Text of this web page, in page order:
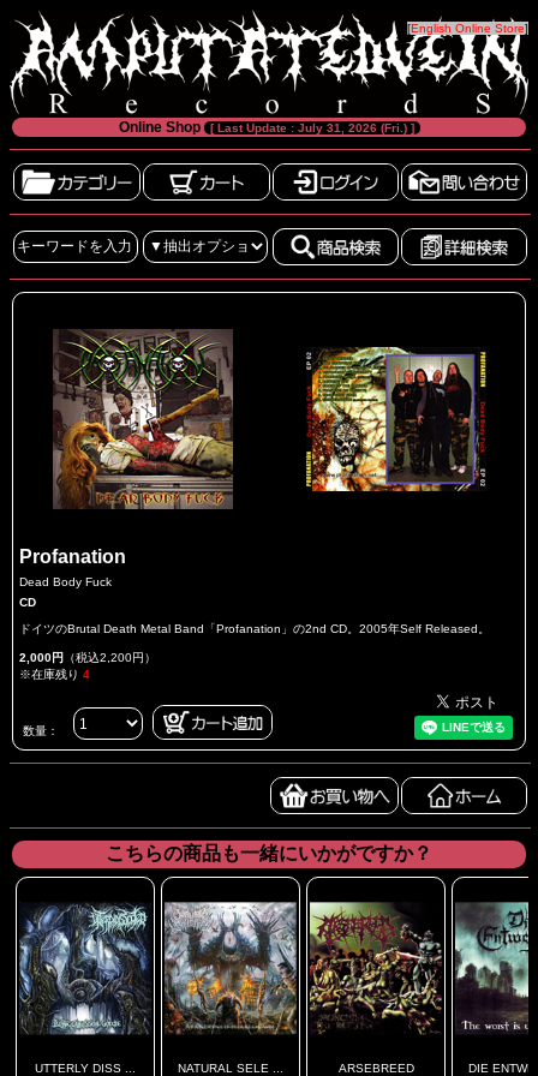
[English Online Store]
Online Shop [ Last Update : July 31, 2026 (Fri.) ]
Profanation
Dead Body Fuck
CD
ドイツのBrutal Death Metal Band「Profanation」の2nd CD。2005年Self Released。
2,000円 （税込2,200円）
※在庫残り 4
数量：
こちらの商品も一緒にいかがですか？
UTTERLY DISS ... NATURAL SELE ... ARSEBREED DIE